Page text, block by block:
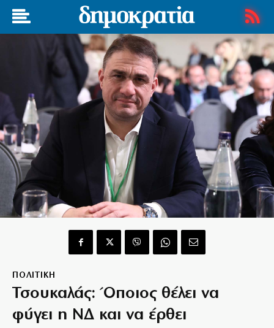
ΠΟΛΙΤΙΚΗ
Τσουκαλάς: Όποιος θέλει να
φύγει η ΝΔ και να έρθει